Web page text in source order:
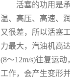
活塞的功用是承
温、高压、高速、
又很差，所以活塞
力最大，汽油机高
(8～12m/s)往复运
工作，会产生变形